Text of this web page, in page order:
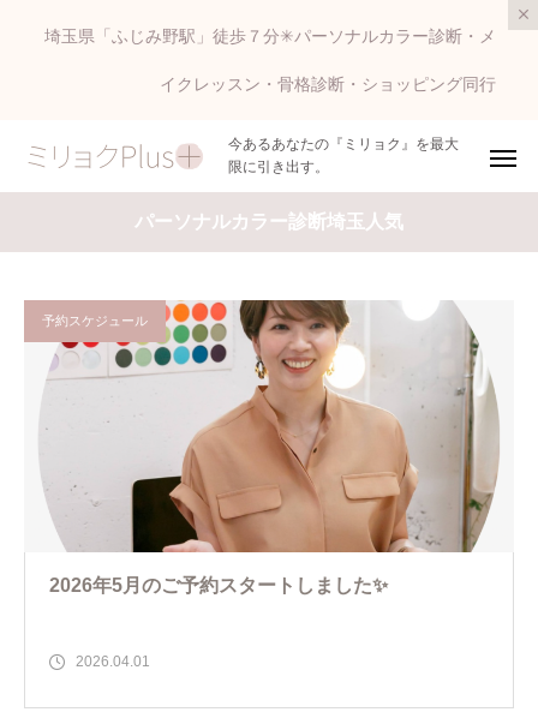
埼玉県「ふじみ野駅」徒歩７分✳︎パーソナルカラー診断・メ
イクレッスン・骨格診断・ショッピング同行
今あるあなたの『ミリョク』を最大
限に引き出す。
パーソナルカラー診断埼玉人気
予約スケジュール
2026年5月のご予約スタートしました✨
2026.04.01